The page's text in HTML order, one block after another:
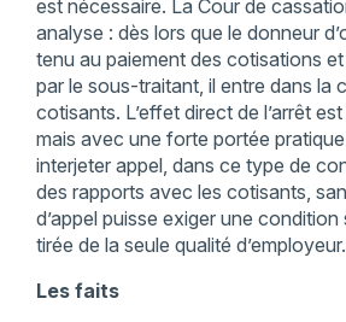
est nécessaire. La Cour de
analyse : dès lors que le donneur
tenu au paiement des cotisations
par le sous-traitant, il entre dans la
cotisants. L’effet direct de l’arrêt
mais avec une forte portée
interjeter appel, dans ce type de
des rapports avec les cotisants,
d’appel puisse exiger une condition
tirée de la seule qualité d’employeur.
Les faits